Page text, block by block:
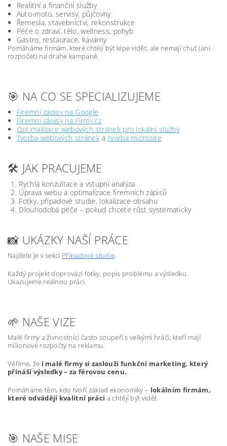
Realitní a finanční služby
Auto-moto, servisy, půjčovny
Řemesla, stavebnictví, rekonstrukce
Péče o zdraví, tělo, wellness, pohyb
Gastro, restaurace, kavárny
Pomáháme firmám, které chtějí být lépe vidět, ale nemají chuť (ani
rozpočet) na drahé kampaně.
🎯 NA CO SE SPECIALIZUJEME
Firemní zápisy na Google
Firemní zápisy na Firmy.cz
Optimalizace webových stránek pro lokální služby
Tvorba webových stráneka tvorba microsite
🛠️ JAK PRACUJEME
Rychlá konzultace a vstupní analýza
Úprava webu a optimalizace firemních zápisů
Fotky, případové studie, lokalizace obsahu
Dlouhodobá péče – pokud chcete růst systematicky
📸 UKÁZKY NAŠÍ PRÁCE
Najdete je v sekci Případové studie.
Každý projekt doprovází fotky, popis problému a výsledku.
Ukazujeme reálnou práci.
🌱 NAŠE VIZE
Malé firmy a živnostníci často soupeří s velkými hráči, kteří mají
milionové rozpočty na reklamu.
Věříme, že i malé firmy si zaslouží funkční marketing, který
přináší výsledky – za férovou cenu.
Pomáháme těm, kdo tvoří základ ekonomiky – lokálním firmám,
které odvádějí kvalitní práci a chtějí být vidět.
🎯 NAŠE MISE